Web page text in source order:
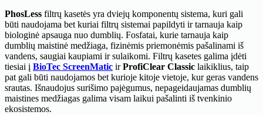
PhosLess filtrų kasetės yra dviejų komponentų sistema, kuri gali
būti naudojama bet kuriai filtrų sistemai papildyti ir tarnauja kaip
biologinė apsauga nuo dumblių. Fosfatai, kurie tarnauja kaip
dumblių maistinė medžiaga, fizinėmis priemonėmis pašalinami iš
vandens, saugiai kaupiami ir sulaikomi. Filtrų kasetes galima įdėti
tiesiai į BioTec ScreenMatic irProfiClear Classic laikiklius, taip
pat gali būti naudojamos bet kurioje kitoje vietoje, kur geras vandens
srautas. Išnaudojus surišimo pajėgumus, nepageidaujamas dumblių
maistines medžiagas galima visam laikui pašalinti iš tvenkinio
ekosistemos.